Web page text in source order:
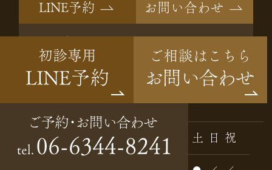
LINE予約 お問い合わせ
お問い合わせ
06-6344-8241
Instagram
診療時間 月 火 水 木 土 日 祝